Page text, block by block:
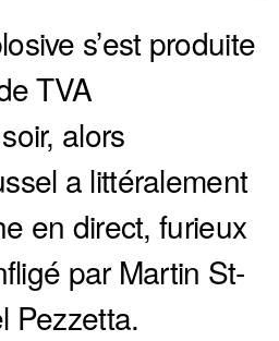
s’est produite
TVA
alors
a littéralement
en direct, furieux
par Martin St-
Pezzetta.